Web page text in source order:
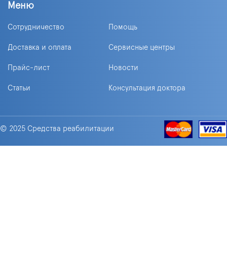
Меню
Сотрудничество Помощь
Доставка и оплата Сервисные центры
Прайс-лист Новости
Статьи Консультация доктора
© 2025 Средства реабилитации